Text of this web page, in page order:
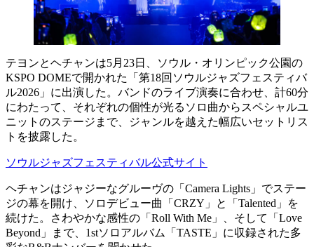
テヨンとヘチャンは5月23日、ソウル・オリンピック公園の
KSPO DOMEで開かれた「第18回ソウルジャズフェスティバ
ル2026」に出演した。バンドのライブ演奏に合わせ、計60分
にわたって、それぞれの個性が光るソロ曲からスペシャルユ
ニットのステージまで、ジャンルを越えた幅広いセットリス
トを披露した。
ソウルジャズフェスティバル公式サイト
ヘチャンはジャジーなグルーヴの「Camera Lights」でステー
ジの幕を開け、ソロデビュー曲「CRZY」と「Talented」を
続けた。さわやかな感性の「Roll With Me」、そして「Love
Beyond」まで、1stソロアルバム「TASTE」に収録された多